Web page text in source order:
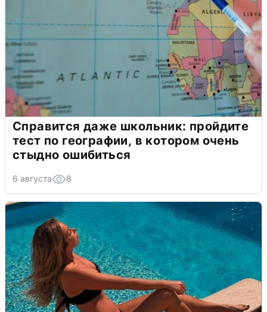
Справится даже школьник: пройдите
тест по географии, в котором очень
стыдно ошибиться
6 августа 8